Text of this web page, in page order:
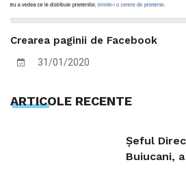
Crearea paginii de Facebook
31/01/2020
ARTICOLE RECENTE
Șeful
Buiucani,